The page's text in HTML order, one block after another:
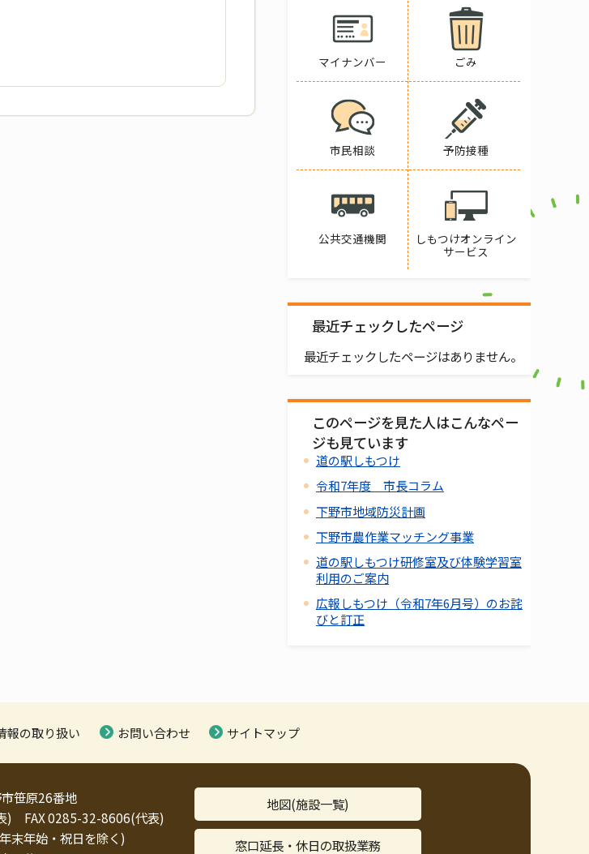
マイナンバー ごみ
市民相談 予防接種
公共交通機関
しもつけオンライン
サービス
最近チェックしたページ
最近チェックしたページはありません。
このページを見た人はこんなペー
ジも見ています
道の駅しもつけ
令和7年度 市長コラム
下野市地域防災計画
下野市農作業マッチング事業
道の駅しもつけ研修室及び体験学習室
利用のご案内
広報しもつけ（令和7年6月号）のお詫
びと訂正
報の取り扱い お問い合わせ サイトマップ
笹原26番地
) FAX 0285-32-8606(代表)
末年始・祝日を除く)
地図(施設一覧)
窓口延長・休日の取扱業務